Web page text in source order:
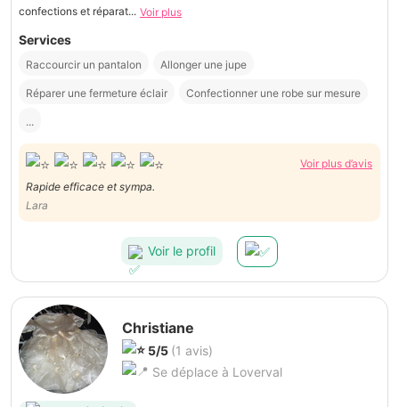
confections et réparat... Voir plus
Services
Raccourcir un pantalon Allonger une jupe
Réparer une fermeture éclair Confectionner une robe sur mesure
...
Voir plus d’avis
Rapide efficace et sympa.
Lara
Voir le profil
Christiane
5/5 (1 avis)
Se déplace à Loverval